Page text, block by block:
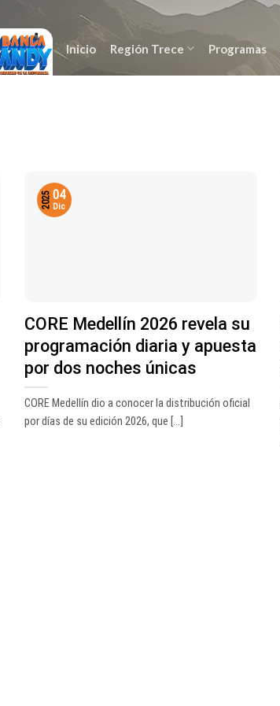
Inicio Región Trece Programas
CORE Medellín 2026 revela su
programación diaria y apuesta
por dos noches únicas
CORE Medellín dio a conocer la distribución oficial
por días de su edición 2026, que [...]
04
Dic
2025